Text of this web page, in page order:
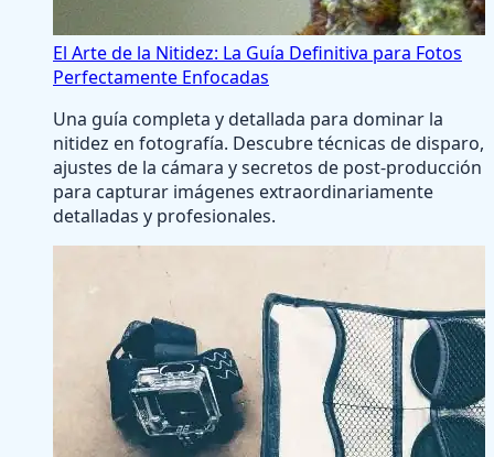
El Arte de la Nitidez: La Guía Definitiva para Fotos
Perfectamente Enfocadas
Una guía completa y detallada para dominar la
nitidez en fotografía. Descubre técnicas de disparo,
ajustes de la cámara y secretos de post-producción
para capturar imágenes extraordinariamente
detalladas y profesionales.